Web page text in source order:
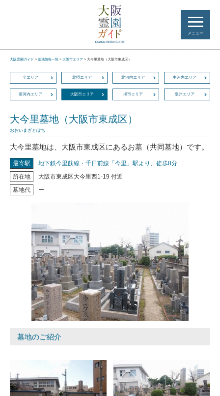
メニュー
大阪霊園ガイド > 墓地情報一覧 > 大阪市エリア > 大今里墓地（大阪市東成区）
全エリア 北摂エリア 北河内エリア 中河内エリア
南河内エリア 大阪市エリア 堺市エリア 泉州エリア
大今里墓地（大阪市東成区）
おおいまざとぼち
大今里墓地は、大阪市東成区にあるお墓（共同墓地）です。
最寄駅
地下鉄今里筋線・千日前線「今里」駅より、徒歩8分
所在地
大阪市東成区大今里西1-19 付近
墓地代
ー
墓地のご紹介